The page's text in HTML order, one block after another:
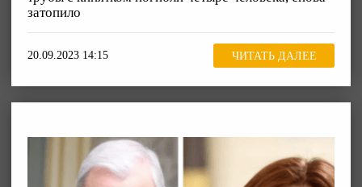
затопило
20.09.2023 14:15 ЧИТАТЬ ДАЛЕЕ